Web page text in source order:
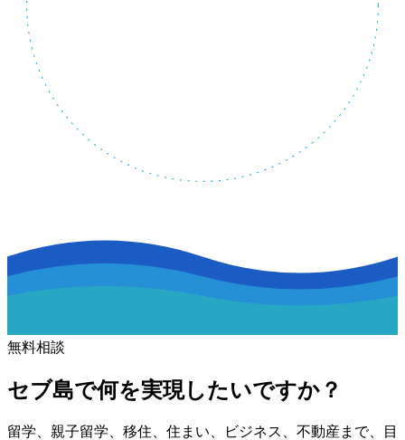
無料相談
セブ島で何を実現したいですか？
留学、親子留学、移住、住まい、ビジネス、不動産まで、目